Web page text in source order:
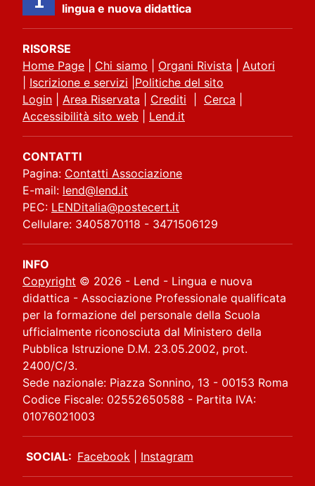
lingua e nuova didattica
RISORSE
Home Page
Chi siamo Organi Rivista
Autori
Iscrizione e servizi Politiche del sito
Login
Area Riservata Crediti Cerca
Accessibilità sito web
Lend.it
CONTATTI
Pagina: Contatti Associazione
E-mail: lend@lend.it
PEC: LENDitalia@postecert.it
Cellulare: 3405870118 - 3471506129
INFO
Copyright © 2026 - Lend - Lingua e nuova
didattica - Associazione Professionale qualificata
per la formazione del personale della Scuola
ufficialmente riconosciuta dal Ministero della
Pubblica Istruzione D.M. 23.05.2002, prot.
2400/C/3.
Sede nazionale: Piazza Sonnino, 13 - 00153 Roma
Codice Fiscale: 02552650588 - Partita IVA:
01076021003
SOCIAL: Facebook Instagram